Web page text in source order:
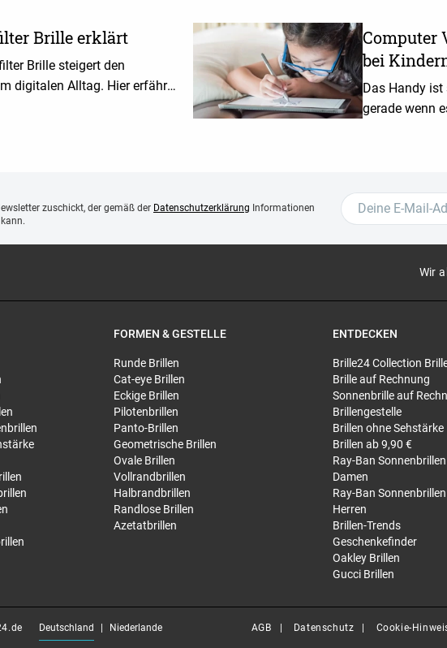
Brille erklärt
Brille steigert den
digitalen Alltag. Hier erfährst
Computer
bei
Das Handy ist
gerade wenn
zuschickt, der gemäß der Datenschutzerklärung Informationen
Wir
FORMEN & GESTELLE
Runde Brillen
Cat-eye Brillen
Eckige Brillen
Pilotenbrillen
Panto-Brillen
Geometrische Brillen
Ovale Brillen
Vollrandbrillen
Halbrandbrillen
Randlose Brillen
Azetatbrillen
ENTDECKEN
Brille24 Collection
Brille auf Rechnung
Sonnenbrille auf
Brillengestelle
Brillen ohne Sehstärke
Brillen ab 9,90 €
Ray-Ban
Damen
Ray-Ban
Herren
Brillen-Trends
Geschenkefinder
Oakley Brillen
Gucci Brillen
Deutschland Niederlande AGB Datenschutz Cookie-